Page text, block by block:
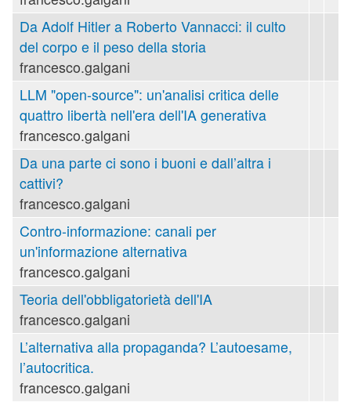
Da Adolf Hitler a Roberto Vannacci: il culto
del corpo e il peso della storia
francesco.galgani
LLM "open-source": un'analisi critica delle
quattro libertà nell'era dell'IA generativa
francesco.galgani
Da una parte ci sono i buoni e dall’altra i
cattivi?
francesco.galgani
Contro-informazione: canali per
un'informazione alternativa
francesco.galgani
Teoria dell'obbligatorietà dell'IA
francesco.galgani
L’alternativa alla propaganda? L’autoesame,
l’autocritica.
francesco.galgani